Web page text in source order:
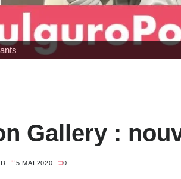
Gallery :
5 MAI 2020 0